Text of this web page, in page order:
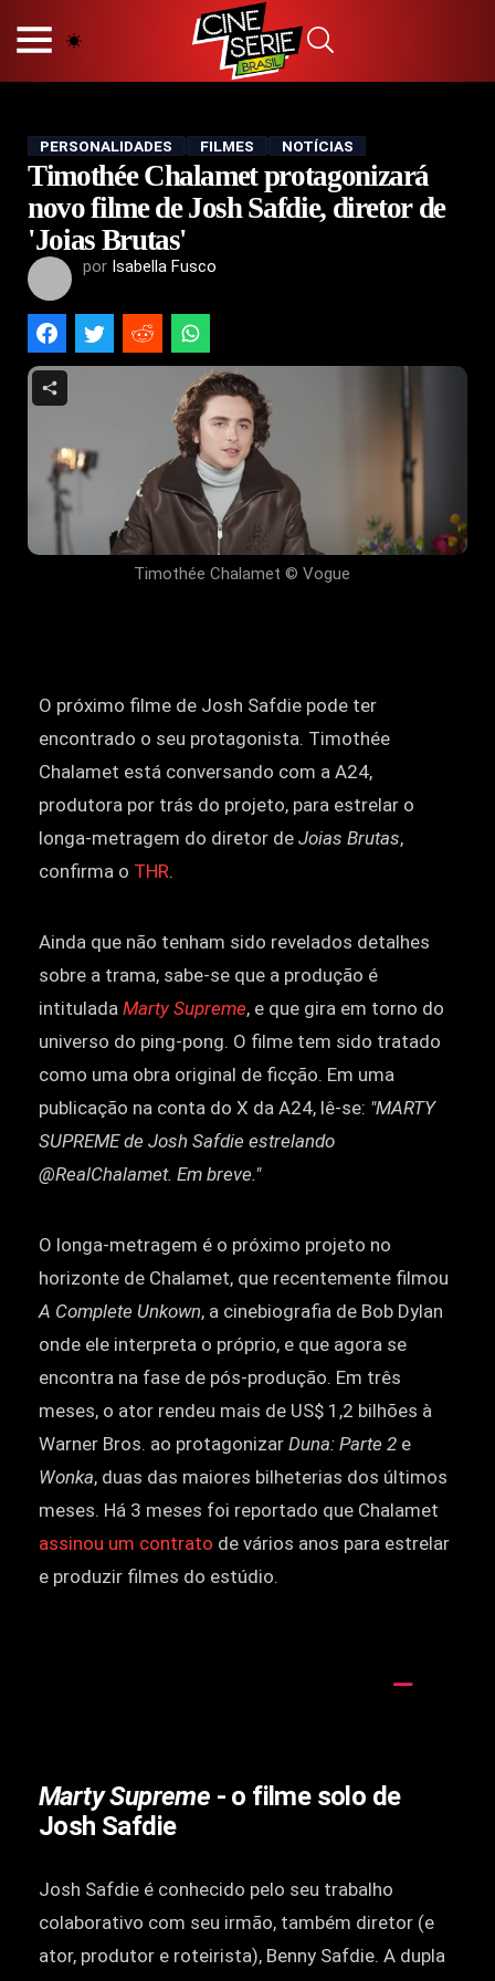
POLÍTICA DE PRIVACIDADE
TERMOS E CONDIÇÕES
CONTATO
Hot
Popular
Tendência
Filmes
Novelas
PERSONALIDADES FILMES NOTÍCIAS
Timothée Chalamet protagonizará
novo filme de Josh Safdie, diretor de
'Joias Brutas'
por Isabella Fusco
Timothée Chalamet © Vogue
O próximo filme de Josh Safdie pode ter
encontrado o seu protagonista. Timothée
Chalamet está conversando com a A24,
produtora por trás do projeto, para estrelar o
longa-metragem do diretor de Joias Brutas,
confirma o THR.
Ainda que não tenham sido revelados detalhes
sobre a trama, sabe-se que a produção é
intitulada Marty Supreme, e que gira em torno do
universo do ping-pong. O filme tem sido tratado
como uma obra original de ficção. Em uma
publicação na conta do X da A24, lê-se: "MARTY
SUPREME de Josh Safdie estrelando
@RealChalamet. Em breve."
O longa-metragem é o próximo projeto no
horizonte de Chalamet, que recentemente filmou
A Complete Unkown, a cinebiografia de Bob Dylan
onde ele interpreta o próprio, e que agora se
encontra na fase de pós-produção. Em três
meses, o ator rendeu mais de US$ 1,2 bilhões à
Warner Bros. ao protagonizar Duna: Parte 2 e
Wonka, duas das maiores bilheterias dos últimos
meses. Há 3 meses foi reportado que Chalamet
assinou um contrato de vários anos para estrelar
e produzir filmes do estúdio.
Marty Supreme - o filme solo de
Josh Safdie
Josh Safdie é conhecido pelo seu trabalho
colaborativo com seu irmão, também diretor (e
ator, produtor e roteirista), Benny Safdie. A dupla